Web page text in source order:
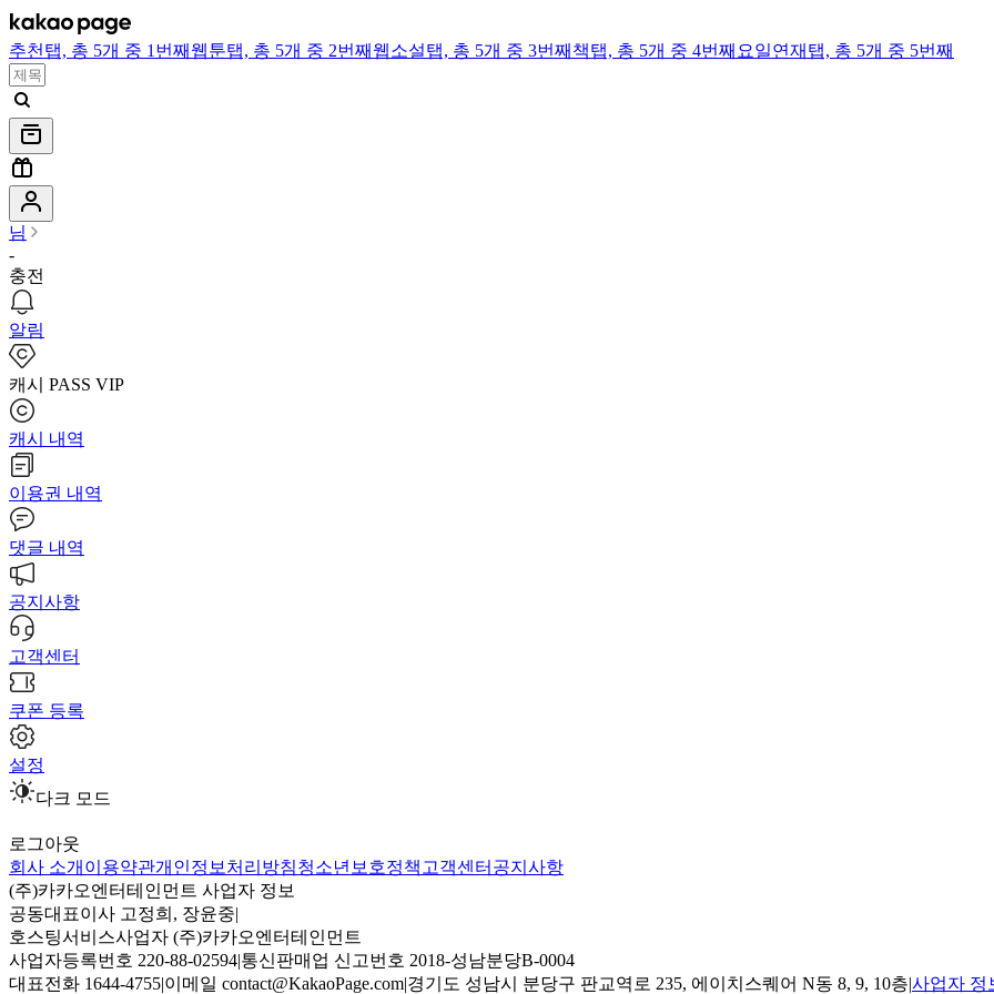
추천 탭, 총 5개 중 1번째 웹툰탭, 총 5개 중 2번째 웹소설탭, 총 5개 중 3번째 책탭, 총 5개 중 4번째 요일연재 탭, 총 5개 중 5번째
님
-
충전
알림
캐시 PASS VIP
캐시 내역
이용권 내역
댓글 내역
공지사항
고객센터
쿠폰 등록
설정
다크 모드
로그아웃
회사 소개 이용약관개인정보처리방침청소년보호정책 고객센터 공지사항
(주)카카오엔터테인먼트 사업자 정보
공동대표이사 고정희, 장윤중|
호스팅서비스사업자 (주)카카오엔터테인먼트
사업자등록번호 220-88-02594|통신판매업 신고번호 2018-성남분당B-0004
대표전화 1644-4755|이메일 contact@KakaoPage.com|경기도 성남시 분당구 판교역로 235, 에이치스퀘어 N동 8, 9, 10층|사업자 정